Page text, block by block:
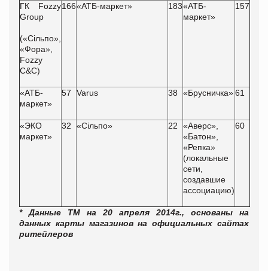
ГК Fozzy
Group
(«Сільпо»,
«Фора»,
Fozzy
C&C)
166«АТБ-маркет» 183«АТБ-
маркет»
157
«АТБ-
маркет»
57 Varus 38 «Брусничка»61
«ЭКО
маркет»
32 «Сільпо» 22
«Аверс»,
«Батон»,
«Репка»
(локальные
сети,
создавшие
ассоциацию)
60
* Данные ТМ на 20 апреля 2014г., основаны на
данных карты магазинов на официальных сайтах
ритейлеров